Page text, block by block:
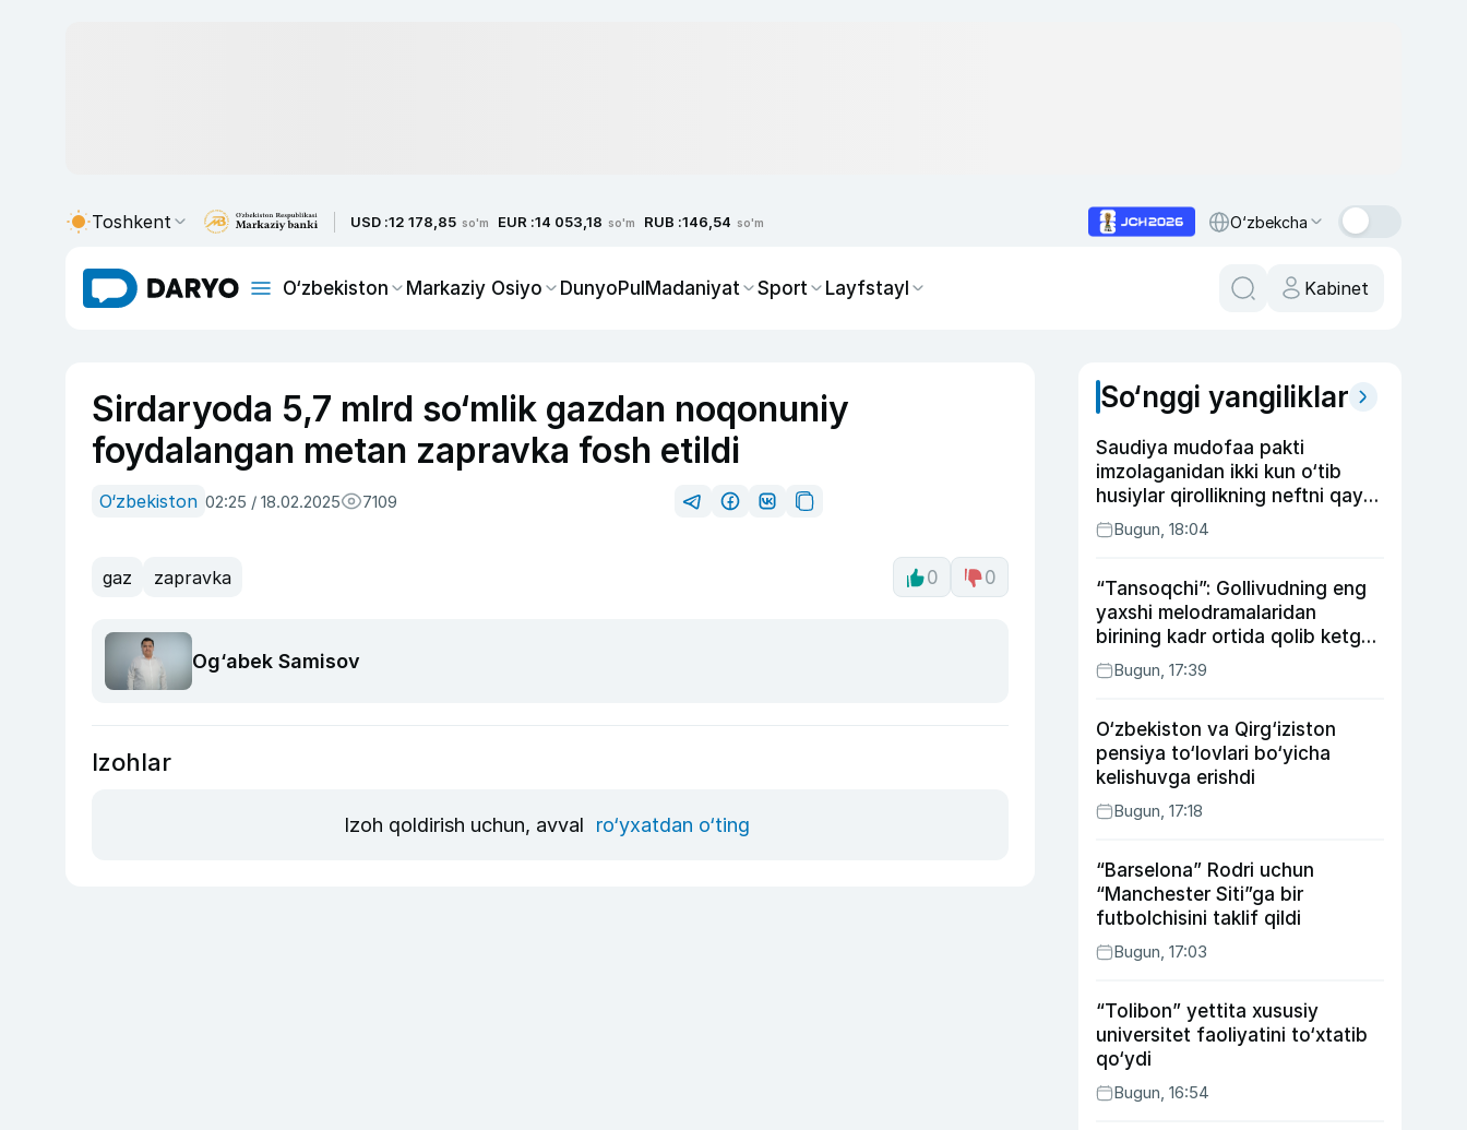
Toshkent USD :12 178,85 so'm EUR :14 053,18 so'm RUB :146,54 so'm O‘zbekcha
O‘zbekiston Markaziy Osiyo DunyoPulMadaniyat Sport Layfstayl Kabinet
Sirdaryoda 5,7 mlrd so‘mlik gazdan noqonuniy
foydalangan metan zapravka fosh etildi
O‘zbekiston 02:25 / 18.02.2025 7109
gaz zapravka 0 0
Og‘abek Samisov
Izohlar
Izoh qoldirish uchun, avval ro‘yxatdan o‘ting
So‘nggi yangiliklar
Saudiya mudofaa pakti
imzolaganidan ikki kun o‘tib
husiylar qirollikning neftni qayta
ishlash zavodiga hujum qildi
Bugun, 18:04
“Tansoqchi”: Gollivudning eng
yaxshi melodramalaridan
birining kadr ortida qolib ketgan
voqealari
Bugun, 17:39
O‘zbekiston va Qirg‘iziston
pensiya to‘lovlari bo‘yicha
kelishuvga erishdi
Bugun, 17:18
“Barselona” Rodri uchun
“Manchester Siti”ga bir
futbolchisini taklif qildi
Bugun, 17:03
“Tolibon” yettita xususiy
universitet faoliyatini to‘xtatib
qo‘ydi
Bugun, 16:54